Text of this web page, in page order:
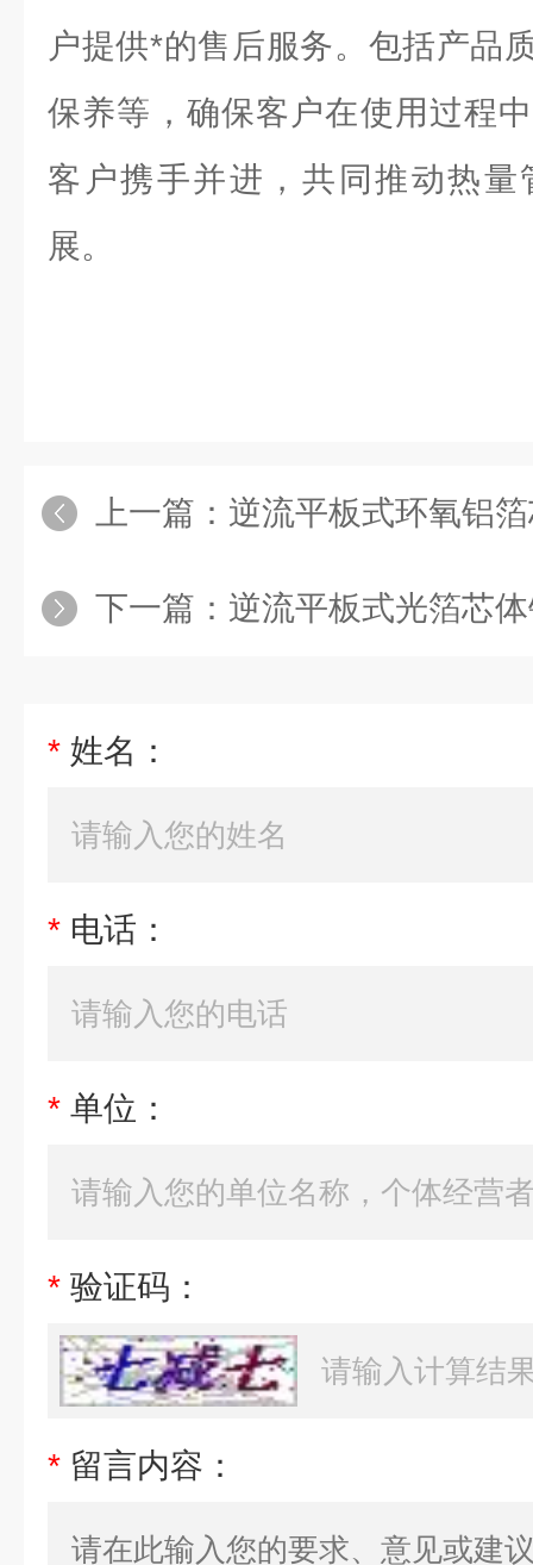
户提供*的售后服务。包括产品
保养等，确保客户在使用过程
客户携手并进，共同推动热
展。
上一篇： 逆流平板式环氧铝
下一篇： 逆流平板式光箔芯
* 姓名：
* 电话：
* 单位：
* 验证码：
* 留言内容：